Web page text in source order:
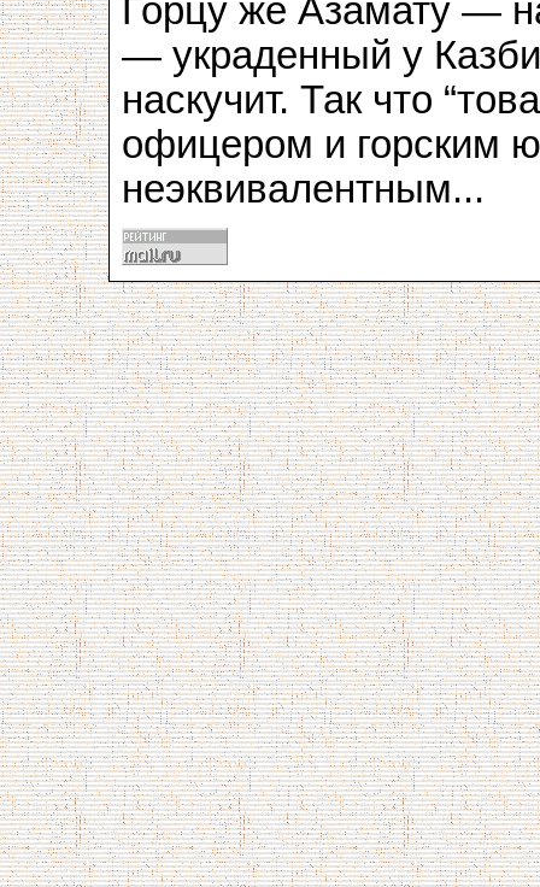
Горцу же Азамату —
— украденный у
наскучит. Так что
офицером и горским
неэквивалентным...